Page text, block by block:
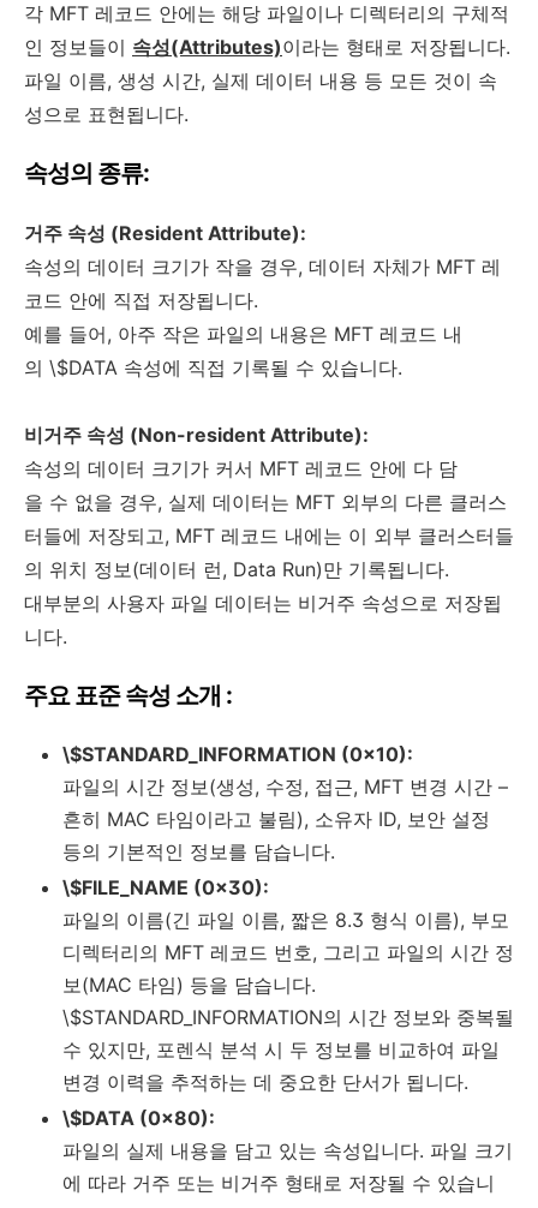
각 MFT 레코드 안에는 해당 파일이나 디렉터리의 구체적
인 정보들이 속성(Attributes)이라는 형태로 저장됩니다.
파일 이름, 생성 시간, 실제 데이터 내용 등 모든 것이 속
성으로 표현됩니다.
속성의 종류:
거주 속성 (Resident Attribute):
속성의 데이터 크기가 작을 경우, 데이터 자체가 MFT 레
코드 안에 직접 저장됩니다.
예를 들어, 아주 작은 파일의 내용은 MFT 레코드 내
의 \$DATA 속성에 직접 기록될 수 있습니다.
비거주 속성 (Non-resident Attribute):
속성의 데이터 크기가 커서 MFT 레코드 안에 다 담
을 수 없을 경우, 실제 데이터는 MFT 외부의 다른 클러스
터들에 저장되고, MFT 레코드 내에는 이 외부 클러스터들
의 위치 정보(데이터 런, Data Run)만 기록됩니다.
대부분의 사용자 파일 데이터는 비거주 속성으로 저장됩
니다.
주요 표준 속성 소개 :
\$STANDARD_INFORMATION (0x10):
파일의 시간 정보(생성, 수정, 접근, MFT 변경 시간 –
흔히 MAC 타임이라고 불림), 소유자 ID, 보안 설정
등의 기본적인 정보를 담습니다.
\$FILE_NAME (0x30):
파일의 이름(긴 파일 이름, 짧은 8.3 형식 이름), 부모
디렉터리의 MFT 레코드 번호, 그리고 파일의 시간 정
보(MAC 타임) 등을 담습니다.
\$STANDARD_INFORMATION의 시간 정보와 중복될
수 있지만, 포렌식 분석 시 두 정보를 비교하여 파일
변경 이력을 추적하는 데 중요한 단서가 됩니다.
\$DATA (0x80):
파일의 실제 내용을 담고 있는 속성입니다. 파일 크기
에 따라 거주 또는 비거주 형태로 저장될 수 있습니